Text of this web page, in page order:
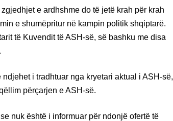
e ardhshme do të jetë krah për krah
e shumëpritur në kampin politik shqiptarë.
të Kuvendit të ASH-së, së bashku me disa
i tradhtuar nga kryetari aktual i ASH-së,
përçarjen e ASH-së.
nuk është i informuar për ndonjë ofertë të